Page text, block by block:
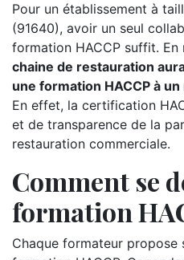
Pour un établissement à
(91640), avoir un seul
formation HACCP suffit. En
chaine de restauration
une formation HACCP à
En effet, la certification
et de transparence de la
restauration commerciale.
Comment se
formation
Chaque formateur